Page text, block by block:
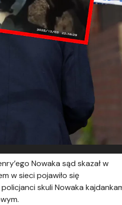
Nowaka sąd skazał w
w sieci pojawiło się
skuli Nowaka